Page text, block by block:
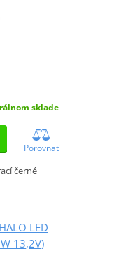
sklade
Porovnať
černé
LED
13,2V)